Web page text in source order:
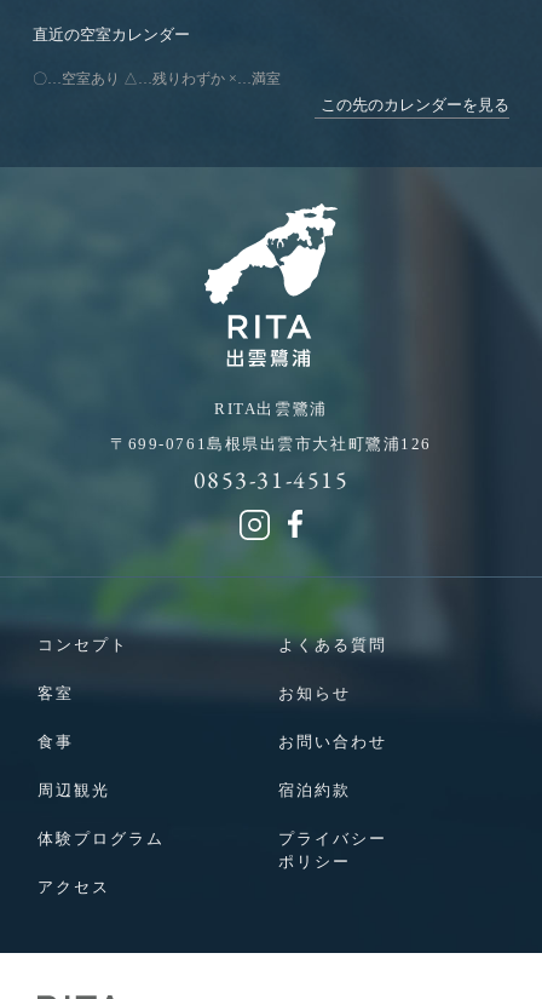
直近の空室カレンダー
〇…空室あり △…残りわずか ×…満室
この先のカレンダーを見る
RITA出雲鷺浦
〒699-0761島根県出雲市大社町鷺浦126
0853-31-4515
コンセプト
客室
食事
周辺観光
体験プログラム
アクセス
よくある質問
お知らせ
お問い合わせ
宿泊約款
プライバシー
ポリシー